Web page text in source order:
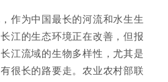
作为中国最长的河流和水生生
江的生态环境正在改善，但报
江流域的生物多样性，尤其是
很长的路要走。农业农村部联